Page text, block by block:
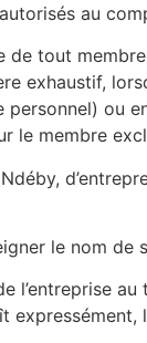
au
tout
exhaustif,
ou
le membre
le nom de